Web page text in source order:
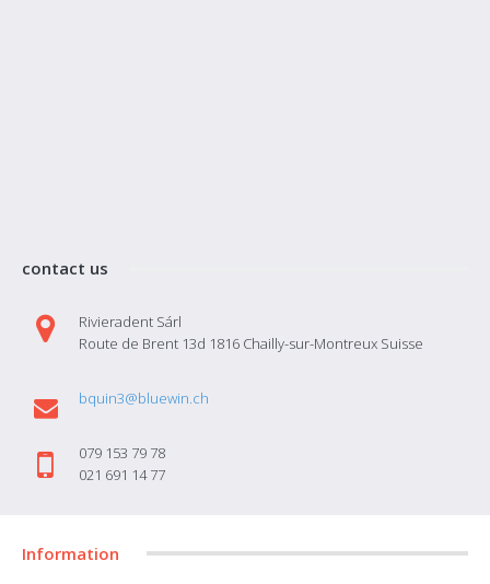
contact us
Rivieradent Sárl
Route de Brent 13d 1816 Chailly-sur-Montreux Suisse
bquin3@bluewin.ch
079 153 79 78
021 691 14 77
Information